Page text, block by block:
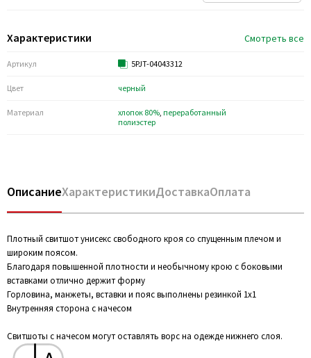
Характеристики Смотреть все
Артикул 5PJT-04043312
Цвет черный
Материал хлопок 80%, переработанный
полиэстер
ОписаниеХарактеристикиДоставкаОплата
Плотный свитшот унисекс свободного кроя со спущенным плечом и
широким поясом.
Благодаря повышенной плотности и необычному крою с боковыми
вставками отлично держит форму
Горловина, манжеты, вставки и пояс выполнены резинкой 1х1
Внутренняя сторона с начесом
Свитшоты с начесом могут оставлять ворс на одежде нижнего слоя.